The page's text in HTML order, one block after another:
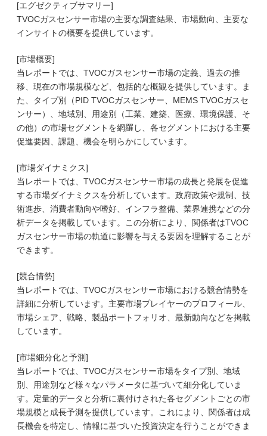
[エグゼクティブサマリー]
TVOCガスセンサー市場の主要な調査結果、市場動向、主要な
インサイトの概要を提供しています。
[市場概要]
当レポートでは、TVOCガスセンサー市場の定義、過去の推
移、現在の市場規模など、包括的な概観を提供しています。ま
た、タイプ別（PID TVOCガスセンサー、MEMS TVOCガスセ
ンサー）、地域別、用途別（工業、建築、医療、環境保護、そ
の他）の市場セグメントを網羅し、各セグメントにおける主要
促進要因、課題、機会を明らかにしています。
[市場ダイナミクス]
当レポートでは、TVOCガスセンサー市場の成長と発展を促進
する市場ダイナミクスを分析しています。政府政策や規制、技
術進歩、消費者動向や嗜好、インフラ整備、業界連携などの分
析データを掲載しています。この分析により、関係者はTVOC
ガスセンサー市場の軌道に影響を与える要因を理解することが
できます。
[競合情勢]
当レポートでは、TVOCガスセンサー市場における競合情勢を
詳細に分析しています。主要市場プレイヤーのプロフィール、
市場シェア、戦略、製品ポートフォリオ、最新動向などを掲載
しています。
[市場細分化と予測]
当レポートでは、TVOCガスセンサー市場をタイプ別、地域
別、用途別など様々なパラメータに基づいて細分化していま
す。定量的データと分析に裏付けされた各セグメントごとの市
場規模と成長予測を提供しています。これにより、関係者は成
長機会を特定し、情報に基づいた投資決定を行うことができま